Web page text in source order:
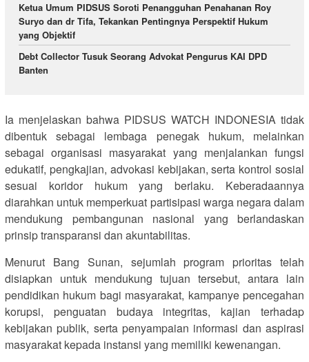
Ketua Umum PIDSUS Soroti Penangguhan Penahanan Roy
Suryo dan dr Tifa, Tekankan Pentingnya Perspektif Hukum
yang Objektif
Debt Collector Tusuk Seorang Advokat Pengurus KAI DPD
Banten
Ia menjelaskan bahwa PIDSUS WATCH INDONESIA tidak
dibentuk sebagai lembaga penegak hukum, melainkan
sebagai organisasi masyarakat yang menjalankan fungsi
edukatif, pengkajian, advokasi kebijakan, serta kontrol sosial
sesuai koridor hukum yang berlaku. Keberadaannya
diarahkan untuk memperkuat partisipasi warga negara dalam
mendukung pembangunan nasional yang berlandaskan
prinsip transparansi dan akuntabilitas.
Menurut Bang Sunan, sejumlah program prioritas telah
disiapkan untuk mendukung tujuan tersebut, antara lain
pendidikan hukum bagi masyarakat, kampanye pencegahan
korupsi, penguatan budaya integritas, kajian terhadap
kebijakan publik, serta penyampaian informasi dan aspirasi
masyarakat kepada instansi yang memiliki kewenangan.